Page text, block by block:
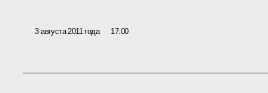
3 августа 2011 года 17:00